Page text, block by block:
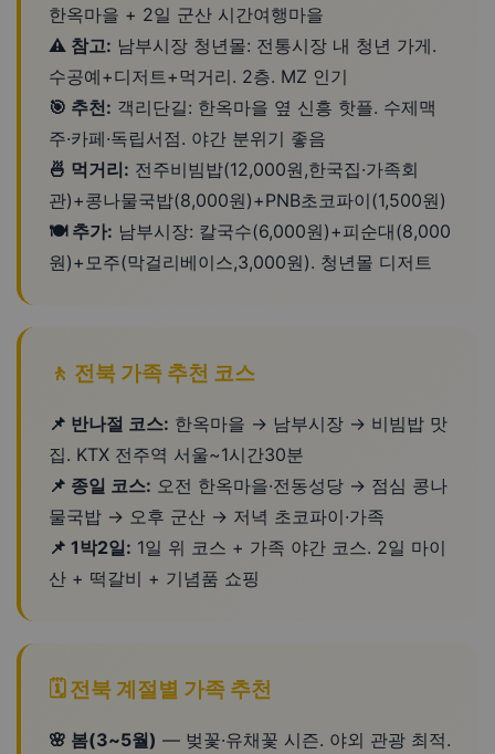
한옥마을 + 2일 군산 시간여행마을
⚠️ 참고: 남부시장 청년몰: 전통시장 내 청년 가게.
수공예+디저트+먹거리. 2층. MZ 인기
🎯 추천: 객리단길: 한옥마을 옆 신흥 핫플. 수제맥
주·카페·독립서점. 야간 분위기 좋음
🍜 먹거리: 전주비빔밥(12,000원,한국집·가족회
관)+콩나물국밥(8,000원)+PNB초코파이(1,500원)
🍽️ 추가: 남부시장: 칼국수(6,000원)+피순대(8,000
원)+모주(막걸리베이스,3,000원). 청년몰 디저트
🚶 전북 가족 추천 코스
📌 반나절 코스: 한옥마을 → 남부시장 → 비빔밥 맛
집. KTX 전주역 서울~1시간30분
📌 종일 코스: 오전 한옥마을·전동성당 → 점심 콩나
물국밥 → 오후 군산 → 저녁 초코파이·가족
📌 1박2일: 1일 위 코스 + 가족 야간 코스. 2일 마이
산 + 떡갈비 + 기념품 쇼핑
🗓️ 전북 계절별 가족 추천
🌸 봄(3~5월) — 벚꽃·유채꽃 시즌. 야외 관광 최적.